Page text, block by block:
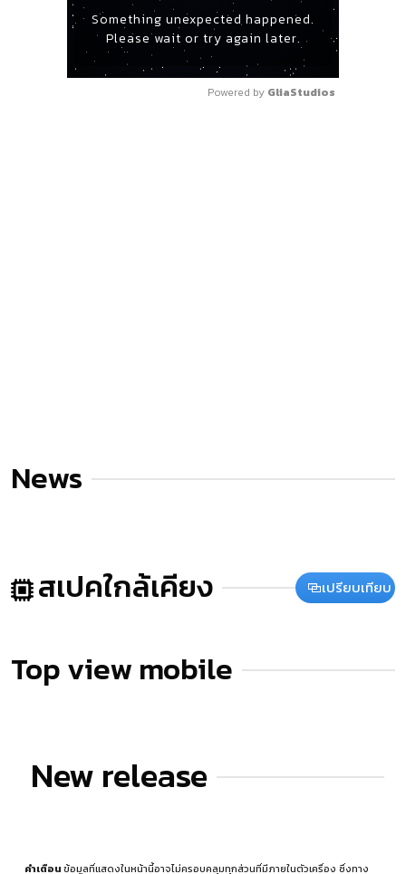
Something unexpected happened.
Please wait or try again later.
Powered by GliaStudios
News
สเปคใกล้เคียง เปรียบเทียบ
Top view mobile
New release
คำเตือนข้อมูลที่แสดงในหน้านี้อาจไม่ครอบคลุมทุกส่วนที่มีภายในตัวเครื่อง ซึ่งทาง